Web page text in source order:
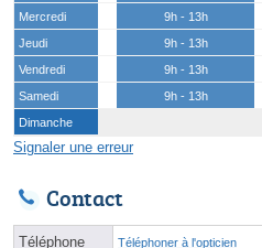
Mercredi
9h - 13h
Jeudi
9h - 13h
Vendredi
9h - 13h
Samedi
9h - 13h
Dimanche
Signaler une erreur
Contact
Téléphone Téléphoner à l'opticien